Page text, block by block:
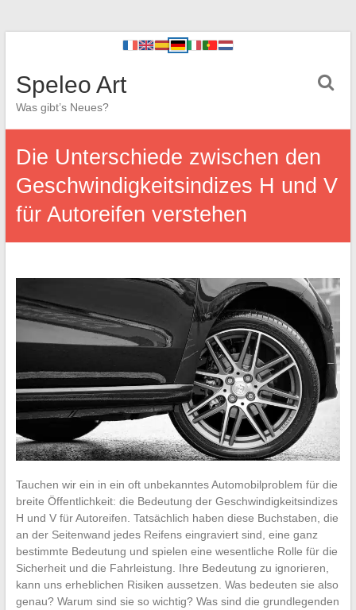
Speleo Art
Was gibt’s Neues?
Die Unterschiede zwischen den
Geschwindigkeitsindizes H und V
für Autoreifen verstehen
Tauchen wir ein in ein oft unbekanntes Automobilproblem für die
breite Öffentlichkeit: die Bedeutung der Geschwindigkeitsindizes
H und V für Autoreifen. Tatsächlich haben diese Buchstaben, die
an der Seitenwand jedes Reifens eingraviert sind, eine ganz
bestimmte Bedeutung und spielen eine wesentliche Rolle für die
Sicherheit und die Fahrleistung. Ihre Bedeutung zu ignorieren,
kann uns erheblichen Risiken aussetzen. Was bedeuten sie also
genau? Warum sind sie so wichtig? Was sind die grundlegenden